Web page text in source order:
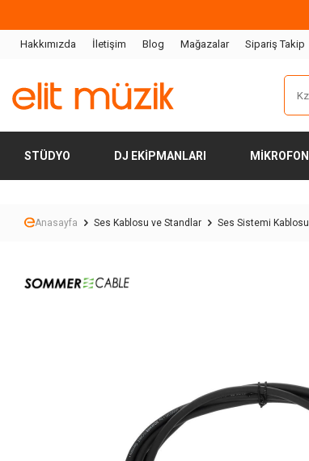
Hakkımızda İletişim Blog Mağazalar Sipariş Takip
STÜDYO DJ EKIPMANLARI MIKROFON
Anasayfa Ses Kablosu ve Standlar Ses Sistemi Kablosu